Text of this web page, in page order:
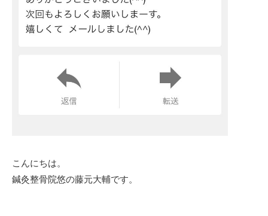
こんにちは。
鍼灸整骨院悠の藤元大輔です。